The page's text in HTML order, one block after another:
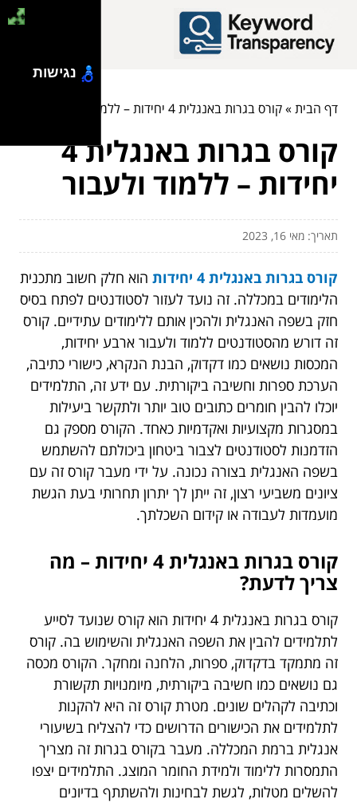
דף הבית»קורס בגרות באנגלית 4 יחידות – ללמוד ולעבור
קורס בגרות באנגלית 4
יחידות – ללמוד ולעבור
תאריך: מאי 16, 2023
קורס בגרות באנגלית 4 יחידות
הוא חלק חשוב מתכנית
הלימודים במכללה. זה נועד לעזור לסטודנטים לפתח בסיס
חזק בשפה האנגלית ולהכין אותם ללימודים עתידיים. קורס
זה דורש מהסטודנטים ללמוד ולעבור ארבע יחידות,
המכסות נושאים כמו דקדוק, הבנת הנקרא, כישורי כתיבה,
הערכת ספרות וחשיבה ביקורתית. עם ידע זה, התלמידים
יוכלו להבין חומרים כתובים טוב יותר ולתקשר ביעילות
במסגרות מקצועיות ואקדמיות כאחד. הקורס מספק גם
הזדמנות לסטודנטים לצבור ביטחון ביכולתם להשתמש
בשפה האנגלית בצורה נכונה. על ידי מעבר קורס זה עם
ציונים משביעי רצון, זה ייתן לך יתרון תחרותי בעת הגשת
מועמדות לעבודה או קידום השכלתך.
קורס בגרות באנגלית 4 יחידות – מה
צריך לדעת?
קורס בגרות באנגלית 4 יחידות הוא קורס שנועד לסייע
לתלמידים להבין את השפה האנגלית והשימוש בה. קורס
זה מתמקד בדקדוק, ספרות, הלחנה ומחקר. הקורס מכסה
גם נושאים כמו חשיבה ביקורתית, מיומנויות תקשורת
וכתיבה לקהלים שונים. מטרת קורס זה היא להקנות
לתלמידים את הכישורים הדרושים כדי להצליח בשיעורי
אנגלית ברמת המכללה. מעבר בקורס בגרות זה מצריך
התמסרות ללימוד ולמידת החומר המוצג. התלמידים יצפו
להשלים מטלות, לגשת לבחינות ולהשתתף בדיונים
נגישות